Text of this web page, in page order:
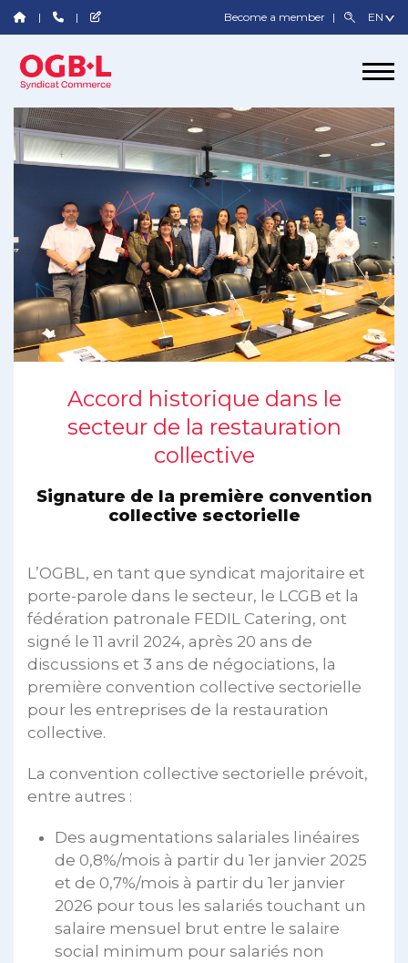
Become a member
Accord historique dans le
secteur de la restauration
collective
Signature de la première convention
collective sectorielle
L’OGBL, en tant que syndicat majoritaire et
porte-parole dans le secteur, le LCGB et la
fédération patronale FEDIL Catering, ont
signé le 11 avril 2024, après 20 ans de
discussions et 3 ans de négociations, la
première convention collective sectorielle
pour les entreprises de la restauration
collective.
La convention collective sectorielle prévoit,
entre autres :
Des augmentations salariales linéaires
de 0,8%/mois à partir du 1er janvier 2025
et de 0,7%/mois à partir du 1er janvier
2026 pour tous les salariés touchant un
salaire mensuel brut entre le salaire
social minimum pour salariés non